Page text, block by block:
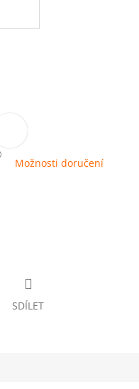
Možnosti doručení
SDÍLET